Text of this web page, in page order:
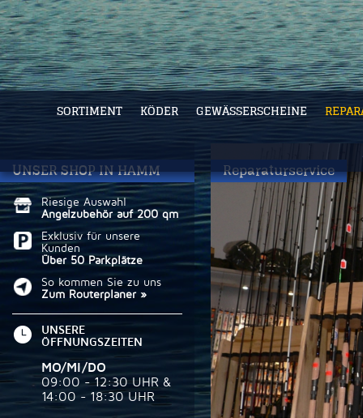
SORTIMENT KÖDER GEWÄSSERSCHEINE
UNSER SHOP IN HAMM
Riesige Auswahl
Angelzubehör auf 200 qm
Exklusiv für unsere
Kunden
Über 50 Parkplätze
So kommen Sie zu uns
Zum Routerplaner »
UNSERE
ÖFFNUNGSZEITEN
MO/MI/DO
09:00 - 12:30 UHR &
14:00 - 18:30 UHR
Reparaturservice